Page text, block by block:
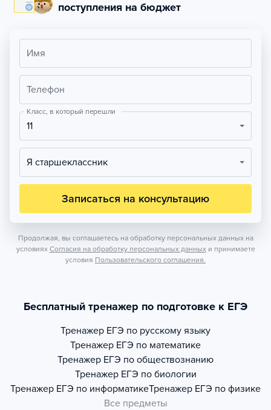
поступления на бюджет
Имя
Телефон
Класс, в который перешли
11
Я старшеклассник
Записаться на консультацию
Продолжая, вы соглашаетесь на обработку персональных данных на
условиях Согласия на обработку персональных данных и принимаете
условия Пользовательского соглашения.
Бесплатный тренажер по подготовке к ЕГЭ
Тренажер ЕГЭ по русскому языку
Тренажер ЕГЭ по математике
Тренажер ЕГЭ по обществознанию
Тренажер ЕГЭ по биологии
Тренажер ЕГЭ по информатикеТренажер ЕГЭ по физике
Все предметы